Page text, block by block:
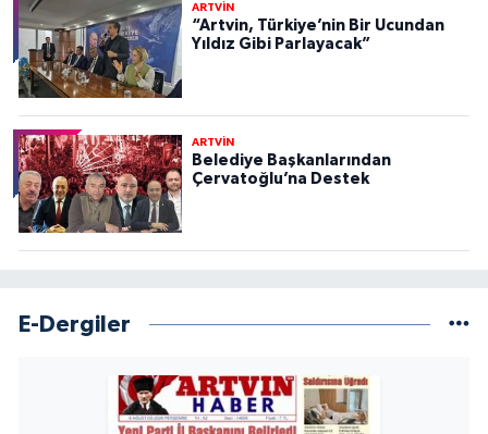
ARTVİN
“Artvin, Türkiye’nin Bir Ucundan
Yıldız Gibi Parlayacak”
ARTVİN
Belediye Başkanlarından
Çervatoğlu’na Destek
E-Dergiler